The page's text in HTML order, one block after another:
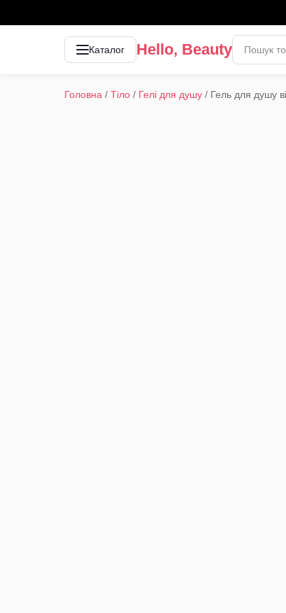
Каталог Hello, Beauty
Головна / Тіло / Гелі для душу / Гель для душу